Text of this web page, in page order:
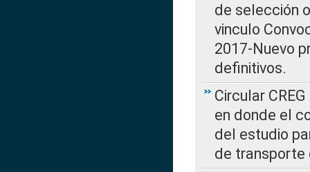
de selección
vinculo
2017-Nuevo
definitivos.
Circular
en donde el
del estudio
de transporte